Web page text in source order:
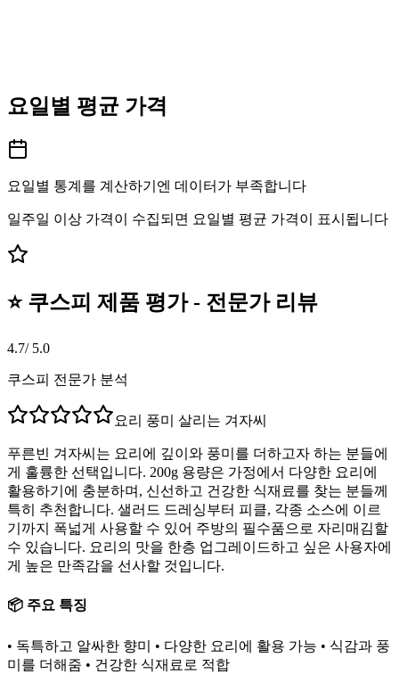
요일별 평균 가격
요일별 통계를 계산하기엔 데이터가 부족합니다
일주일 이상 가격이 수집되면 요일별 평균 가격이 표시됩니다
⭐ 쿠스피 제품 평가 - 전문가 리뷰
4.7/ 5.0
쿠스피 전문가 분석
요리 풍미 살리는 겨자씨
푸른빈 겨자씨는 요리에 깊이와 풍미를 더하고자 하는 분들에
게 훌륭한 선택입니다. 200g 용량은 가정에서 다양한 요리에
활용하기에 충분하며, 신선하고 건강한 식재료를 찾는 분들께
특히 추천합니다. 샐러드 드레싱부터 피클, 각종 소스에 이르
기까지 폭넓게 사용할 수 있어 주방의 필수품으로 자리매김할
수 있습니다. 요리의 맛을 한층 업그레이드하고 싶은 사용자에
게 높은 만족감을 선사할 것입니다.
📦 주요 특징
• 독특하고 알싸한 향미 • 다양한 요리에 활용 가능 • 식감과 풍
미를 더해줌 • 건강한 식재료로 적합